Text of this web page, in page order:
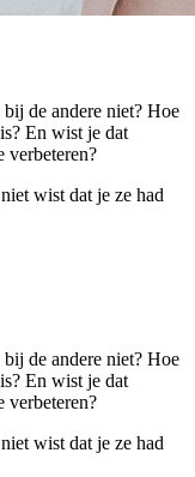
de andere niet? Hoe
En wist je dat
verbeteren?
wist dat je ze had
de andere niet? Hoe
En wist je dat
verbeteren?
wist dat je ze had